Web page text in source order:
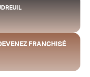
FRANCHISÉ